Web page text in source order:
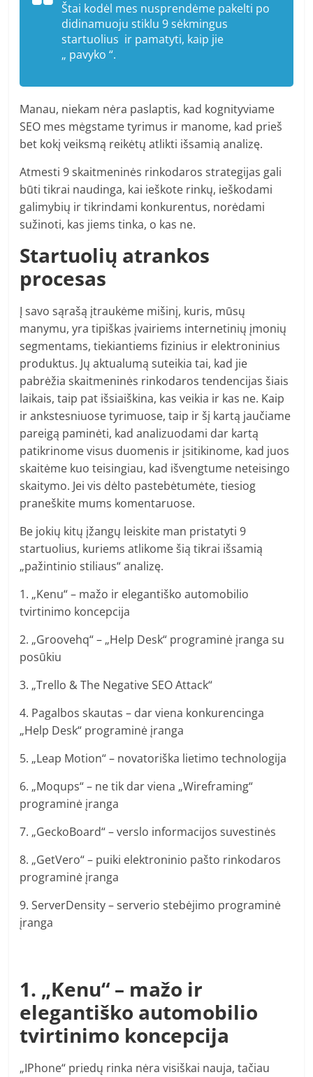
Štai kodėl mes nusprendėme pakelti po
didinamuoju stiklu 9 sėkmingus
startuolius ir pamatyti, kaip jie
„ pavyko “.
Manau, niekam nėra paslaptis, kad kognityviame
SEO mes mėgstame tyrimus ir manome, kad prieš
bet kokį veiksmą reikėtų atlikti išsamią analizę.
Atmesti 9 skaitmeninės rinkodaros strategijas gali
būti tikrai naudinga, kai ieškote rinkų, ieškodami
galimybių ir tikrindami konkurentus, norėdami
sužinoti, kas jiems tinka, o kas ne.
Startuolių atrankos
procesas
Į savo sąrašą įtraukėme mišinį, kuris, mūsų
manymu, yra tipiškas įvairiems internetinių įmonių
segmentams, tiekiantiems fizinius ir elektroninius
produktus. Jų aktualumą suteikia tai, kad jie
pabrėžia skaitmeninės rinkodaros tendencijas šiais
laikais, taip pat išsiaiškina, kas veikia ir kas ne. Kaip
ir ankstesniuose tyrimuose, taip ir šį kartą jaučiame
pareigą paminėti, kad analizuodami dar kartą
patikrinome visus duomenis ir įsitikinome, kad juos
skaitėme kuo teisingiau, kad išvengtume neteisingo
skaitymo. Jei vis dėlto pastebėtumėte, tiesiog
praneškite mums komentaruose.
Be jokių kitų įžangų leiskite man pristatyti 9
startuolius, kuriems atlikome šią tikrai išsamią
„pažintinio stiliaus“ analizę.
1. „Kenu“ – mažo ir elegantiško automobilio
tvirtinimo koncepcija
2. „Groovehq“ – „Help Desk“ programinė įranga su
posūkiu
3. „Trello & The Negative SEO Attack“
4. Pagalbos skautas – dar viena konkurencinga
„Help Desk“ programinė įranga
5. „Leap Motion“ – novatoriška lietimo technologija
6. „Moqups“ – ne tik dar viena „Wireframing“
programinė įranga
7. „GeckoBoard“ – verslo informacijos suvestinės
8. „GetVero“ – puiki elektroninio pašto rinkodaros
programinė įranga
9. ServerDensity – serverio stebėjimo programinė
įranga
1. „Kenu“ – mažo ir
elegantiško automobilio
tvirtinimo koncepcija
„IPhone“ priedų rinka nėra visiškai nauja, tačiau